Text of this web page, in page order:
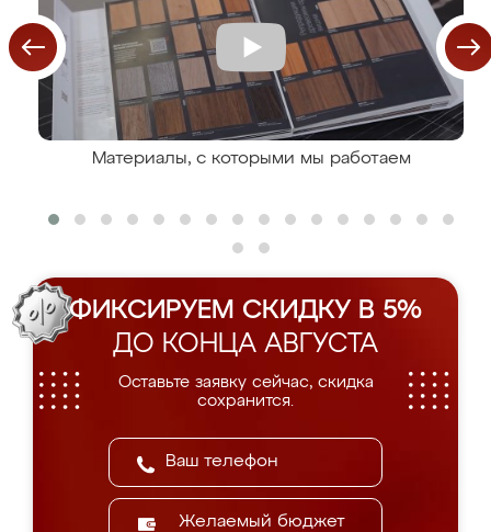
Материалы, с которыми мы работаем
ФИКСИРУЕМ СКИДКУ В 5%
ДО КОНЦА АВГУСТА
Оставьте заявку сейчас, скидка
сохранится.
Желаемый бюджет